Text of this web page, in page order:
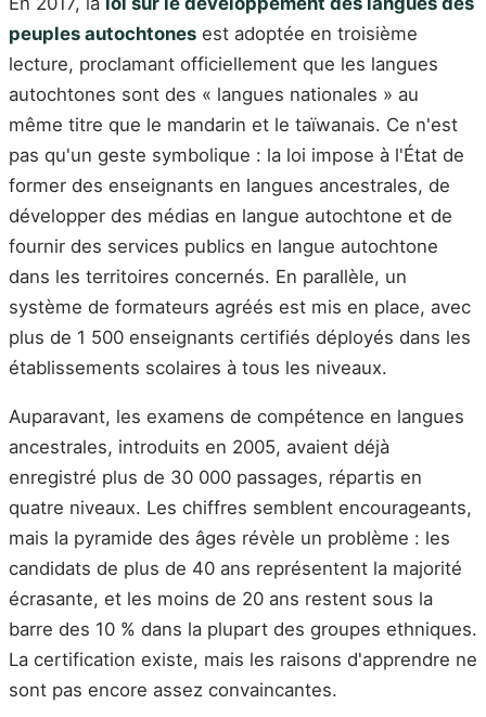
peuples autochtones est adoptée en troisième
lecture, proclamant officiellement que les langues
autochtones sont des « langues nationales » au
même titre que le mandarin et le taïwanais. Ce n'est
pas qu'un geste symbolique : la loi impose à l'État de
former des enseignants en langues ancestrales, de
développer des médias en langue autochtone et de
fournir des services publics en langue autochtone
dans les territoires concernés. En parallèle, un
système de formateurs agréés est mis en place, avec
plus de 1 500 enseignants certifiés déployés dans les
établissements scolaires à tous les niveaux.
Auparavant, les examens de compétence en langues
ancestrales, introduits en 2005, avaient déjà
enregistré plus de 30 000 passages, répartis en
quatre niveaux. Les chiffres semblent encourageants,
mais la pyramide des âges révèle un problème : les
candidats de plus de 40 ans représentent la majorité
écrasante, et les moins de 20 ans restent sous la
barre des 10 % dans la plupart des groupes ethniques.
La certification existe, mais les raisons d'apprendre ne
sont pas encore assez convaincantes.